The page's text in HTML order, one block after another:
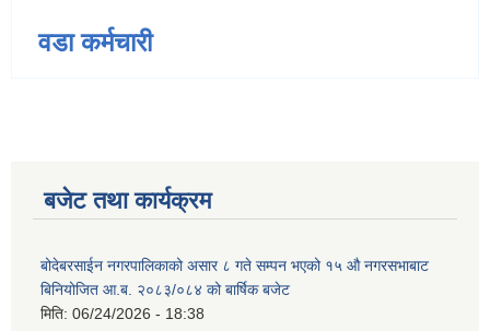
वडा कर्मचारी
बजेट तथा कार्यक्रम
बोदेबरसाईन नगरपालिकाको असार ८ गते सम्पन भएको १५ ‍‍‍औ नगरसभाबाट
बिनियोजित आ.ब. २०८३/०८४ को बार्षिक बजेट
मिति: 06/24/2026 - 18:38